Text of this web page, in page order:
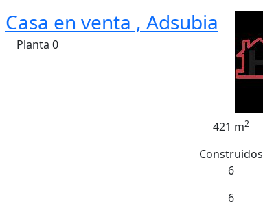
Casa en venta , Adsubia
Planta 0
421 m2
Construidos
6
6